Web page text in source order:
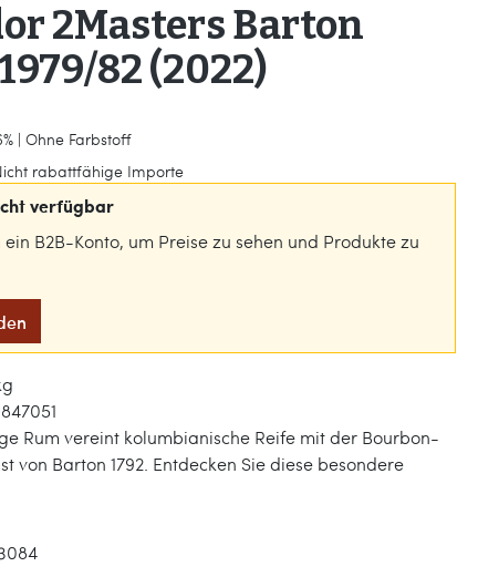
2Masters Barton
82 (2022)
| Ohne Farbstoff
rabattfähige Importe
verfügbar
B2B-Konto, um Preise zu sehen und Produkte zu
Rum vereint kolumbianische Reife mit der Bourbon-
von Barton 1792. Entdecken Sie diese besondere